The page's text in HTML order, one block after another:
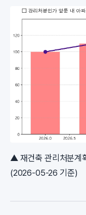
▲ 재건축 관리처분계
(2026-05-26 기준)